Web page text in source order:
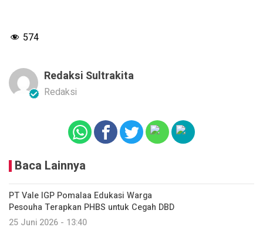
574
Redaksi Sultrakita
Redaksi
Baca Lainnya
PT Vale IGP Pomalaa Edukasi Warga
Pesouha Terapkan PHBS untuk Cegah DBD
25 Juni 2026 - 13:40